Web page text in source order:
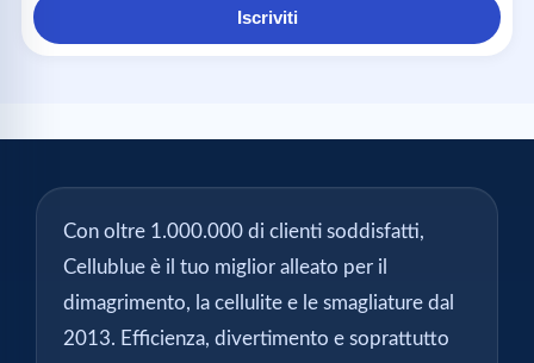
Iscriviti
Con oltre 1.000.000 di clienti soddisfatti,
Cellublue è il tuo miglior alleato per il
dimagrimento, la cellulite e le smagliature dal
2013. Efficienza, divertimento e soprattutto